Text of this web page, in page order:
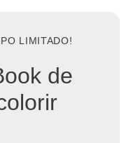
LIMITADO!
de